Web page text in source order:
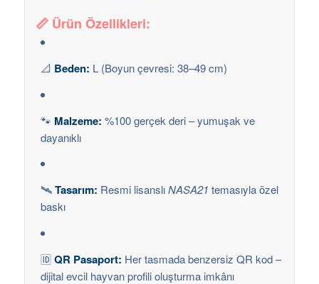
📏 Ürün Özellikleri:
📐 Beden: L (Boyun çevresi: 38–49 cm)
🐾 Malzeme: %100 gerçek deri – yumuşak ve
dayanıklı
🛰️Tasarım: Resmi lisanslıNASA21 temasıyla özel
baskı
🆔QR Pasaport: Her tasmada benzersiz QR kod –
dijital evcil hayvan profili oluşturma imkânı